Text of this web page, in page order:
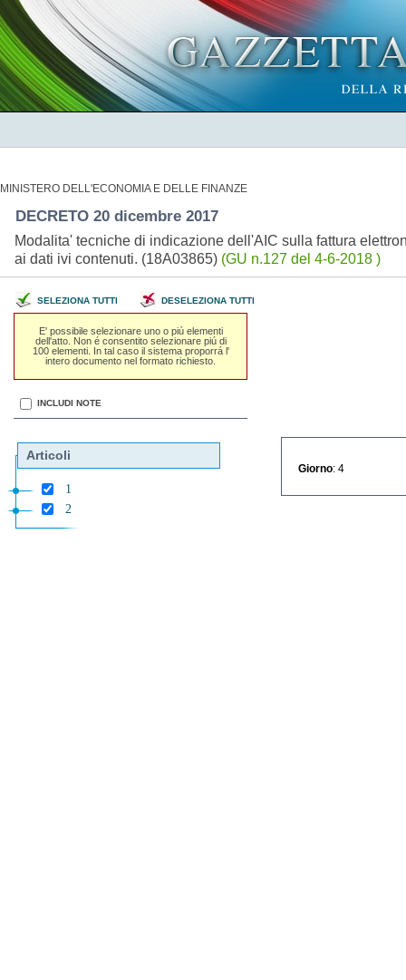
MINISTERO DELL'ECONOMIA E DELLE FINANZE
DECRETO 20 dicembre 2017
Modalita' tecniche di indicazione dell'AIC sulla fattura
ai dati ivi contenuti. (18A03865) (GU n.127 del 4-6-2018 )
SELEZIONA TUTTI DESELEZIONA TUTTI
E' possibile selezionare uno o piú elementi
dell'atto. Non é consentito selezionare piú di
100 elementi. In tal caso il sistema proporrá l'
intero documento nel formato richiesto.
INCLUDI NOTE
Articoli
1
2
Giorno : 4